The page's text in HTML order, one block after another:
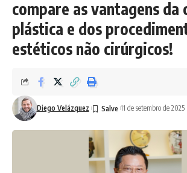
compare as vantagens da
plástica e dos
estéticos não cirúrgicos!
Diego Velázquez 11 de setembro de 2025